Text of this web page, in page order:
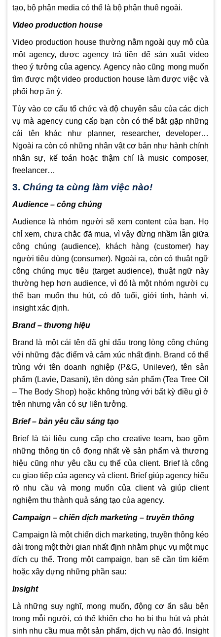
tạo, bộ phận media có thể là bộ phận thuê ngoài.
Video production house
Video production house thường nằm ngoài quy mô của
một agency, được agency trả tiền để sản xuất video
theo ý tưởng của agency. Agency nào cũng mong muốn
tìm được một video production house làm được việc và
phối hợp ăn ý.
Tùy vào cơ cấu tổ chức và độ chuyên sâu của các dịch
vụ mà agency cung cấp bạn còn có thể bắt gặp những
cái tên khác như planner, researcher, developer…
Ngoài ra còn có những nhân vật cơ bản như hành chính
nhân sự, kế toán hoặc thậm chí là music composer,
freelancer…
3. Chúng ta cùng làm việc nào!
Audience – công chúng
Audience là nhóm người sẽ xem content của bạn. Họ
chỉ xem, chưa chắc đã mua, vì vậy đừng nhầm lẫn giữa
công chúng (audience), khách hàng (customer) hay
người tiêu dùng (consumer). Ngoài ra, còn có thuật ngữ
công chúng mục tiêu (target audience), thuật ngữ này
thường hẹp hơn audience, vì đó là một nhóm người cụ
thể bạn muốn thu hút, có độ tuổi, giới tính, hành vi,
insight xác định.
Brand – thương hiệu
Brand là một cái tên đã ghi dấu trong lòng công chúng
với những đặc điểm và cảm xúc nhất định. Brand có thể
trùng với tên doanh nghiệp (P&G, Unilever), tên sản
phẩm (Lavie, Dasani), tên dòng sản phẩm (Tea Tree Oil
– The Body Shop) hoặc không trùng với bất kỳ điều gì ở
trên nhưng vẫn có sự liên tưởng.
Brief – bản yêu cầu sáng tạo
Brief là tài liệu cung cấp cho creative team, bao gồm
những thông tin cô đọng nhất về sản phẩm và thương
hiệu cũng như yêu cầu cụ thể của client. Brief là công
cụ giao tiếp của agency và client. Brief giúp agency hiểu
rõ nhu cầu và mong muốn của client và giúp client
nghiệm thu thành quả sáng tạo của agency.
Campaign – chiến dịch marketing – truyền thông
Campaign là một chiến dịch marketing, truyền thông kéo
dài trong một thời gian nhất định nhằm phục vụ một mục
đích cụ thể. Trong một campaign, bạn sẽ cần tìm kiếm
hoặc xây dựng những phần sau:
Insight
Là những suy nghĩ, mong muốn, động cơ ẩn sâu bên
trong mỗi người, có thể khiến cho họ bị thu hút và phát
sinh nhu cầu mua một sản phẩm, dịch vụ nào đó. Insight